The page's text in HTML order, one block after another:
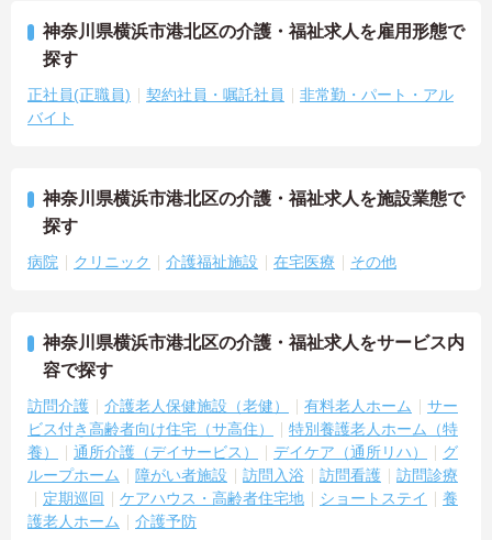
神奈川県横浜市港北区の介護・福祉求人を雇用形態で
探す
正社員(正職員) 契約社員・嘱託社員
非常勤・パート・アル
バイト
神奈川県横浜市港北区の介護・福祉求人を施設業態で
探す
病院 クリニック 介護福祉施設 在宅医療 その他
神奈川県横浜市港北区の介護・福祉求人をサービス内
容で探す
訪問介護 介護老人保健施設（老健） 有料老人ホーム
サー
ビス付き高齢者向け住宅（サ高住）
特別養護老人ホーム（特
養）
通所介護（デイサービス） デイケア（通所リハ）
グ
ループホーム
障がい者施設 訪問入浴 訪問看護
訪問診療
定期巡回
ケアハウス・高齢者住宅地 ショートステイ
養
護老人ホーム
介護予防